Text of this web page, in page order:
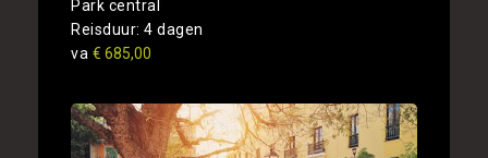
Park central
Reisduur: 4 dagen
va € 685,00